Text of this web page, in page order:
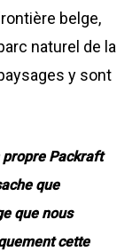
belge,
naturel de la
y sont
propre Packraft
que
que nous
cette